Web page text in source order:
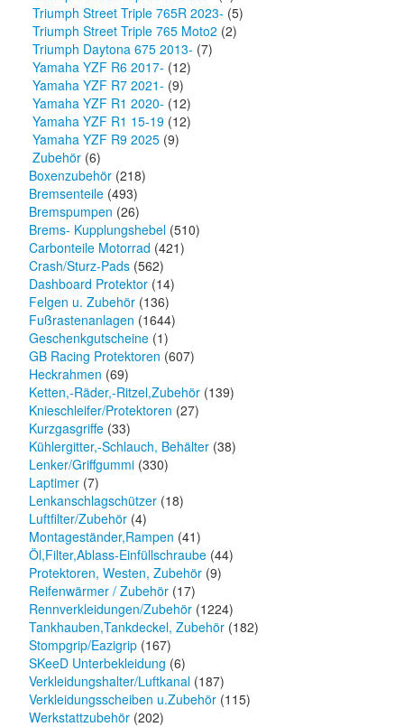
Triumph Street Triple 765R 2023- (5)
Triumph Street Triple 765 Moto2 (2)
Triumph Daytona 675 2013- (7)
Yamaha YZF R6 2017- (12)
Yamaha YZF R7 2021- (9)
Yamaha YZF R1 2020- (12)
Yamaha YZF R1 15-19 (12)
Yamaha YZF R9 2025 (9)
Zubehör (6)
Boxenzubehör (218)
Bremsenteile (493)
Bremspumpen (26)
Brems- Kupplungshebel (510)
Carbonteile Motorrad (421)
Crash/Sturz-Pads (562)
Dashboard Protektor (14)
Felgen u. Zubehör (136)
Fußrastenanlagen (1644)
Geschenkgutscheine (1)
GB Racing Protektoren (607)
Heckrahmen (69)
Ketten,-Räder,-Ritzel,Zubehör (139)
Knieschleifer/Protektoren (27)
Kurzgasgriffe (33)
Kühlergitter,-Schlauch, Behälter (38)
Lenker/Griffgummi (330)
Laptimer (7)
Lenkanschlagschützer (18)
Luftfilter/Zubehör (4)
Montageständer,Rampen (41)
Öl,Filter,Ablass-Einfüllschraube (44)
Protektoren, Westen, Zubehör (9)
Reifenwärmer / Zubehör (17)
Rennverkleidungen/Zubehör (1224)
Tankhauben,Tankdeckel, Zubehör (182)
Stompgrip/Eazigrip (167)
SKeeD Unterbekleidung (6)
Verkleidungshalter/Luftkanal (187)
Verkleidungsscheiben u.Zubehör (115)
Werkstattzubehör (202)